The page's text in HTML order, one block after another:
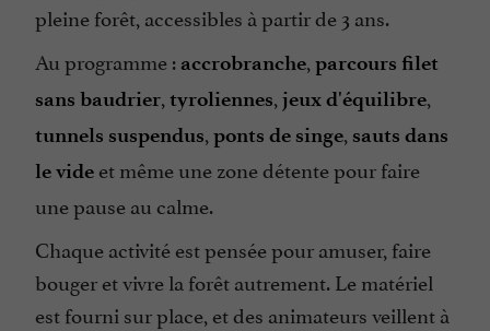
pleine forêt, accessibles à partir de 3 ans.
Au programme : accrobranche parcours filet
sans baudrier tyroliennes jeux d'équilibre
tunnels suspendus ponts de singe sauts dans
le vide et même une zone détente pour faire
une pause au calme.
Chaque activité est pensée pour amuser, faire
bouger et vivre la forêt autrement. Le matériel
est fourni sur place, et des animateurs veillent à